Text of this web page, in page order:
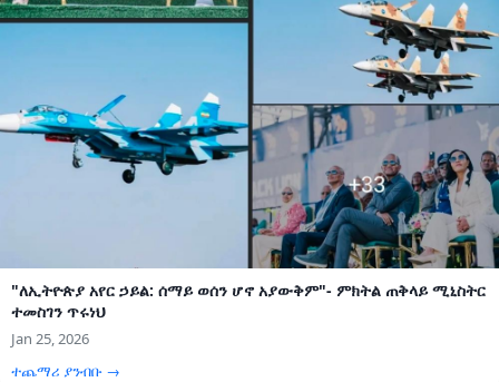
"ለኢትዮጵያ አየር ኃይል: ሰማይ ወሰን ሆኖ አያውቅም"- ምክትል ጠቅላይ ሚኒስትር
ተመስገን ጥሩነህ
Jan 25, 2026
ተጨማሪ ያንብቡ →